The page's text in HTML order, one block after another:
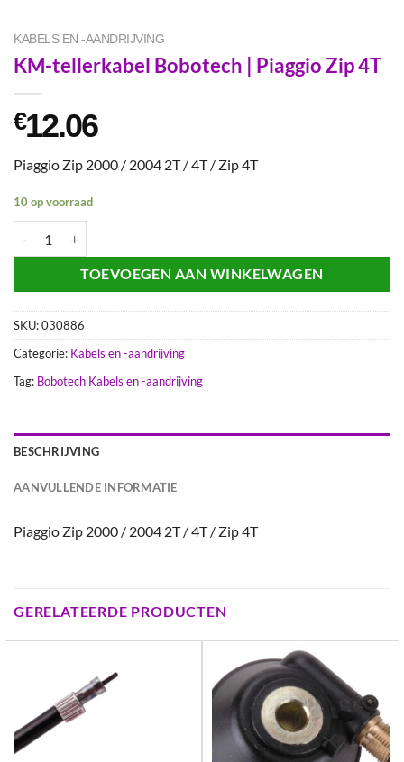
KABELS EN -AANDRIJVING
KM-tellerkabel Bobotech | Piaggio Zip 4T
€12.06
Piaggio Zip 2000 / 2004 2T / 4T / Zip 4T
10 op voorraad
TOEVOEGEN AAN WINKELWAGEN
SKU:030886
Categorie: Kabels en -aandrijving
Tag: Bobotech Kabels en -aandrijving
BESCHRIJVING
AANVULLENDE INFORMATIE
Piaggio Zip 2000 / 2004 2T / 4T / Zip 4T
GERELATEERDE PRODUCTEN